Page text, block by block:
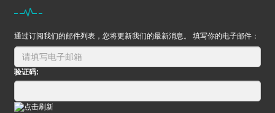
通过订阅我们的邮件列表，您将更新我们的最新消息。 填写你的电子邮件：
验证码: